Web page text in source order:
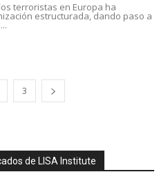
terroristas en Europa ha
estructurada, dando paso a
3
de LISA Institute